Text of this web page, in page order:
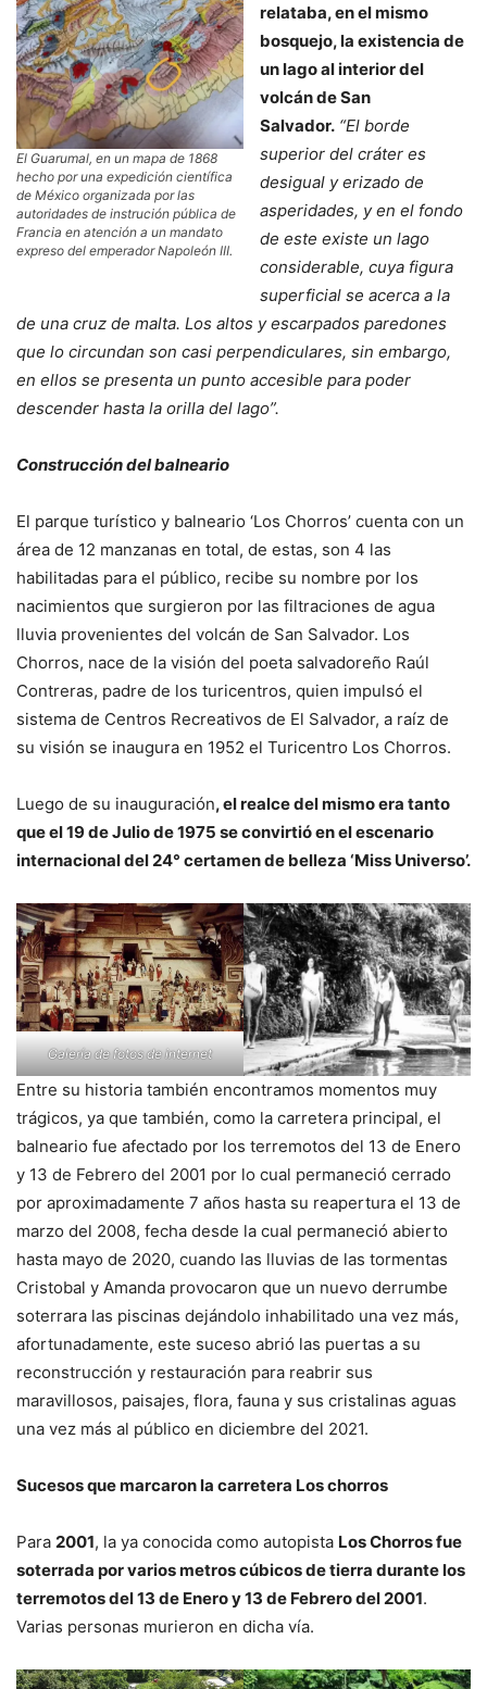
El Guarumal, en un mapa de 1868
hecho por una expedición científica
de México organizada por las
autoridades de instrución pública de
Francia en atención a un mandato
expreso del emperador Napoleón III.
relataba, en el mismo
bosquejo, la existencia de
un lago al interior del
volcán de San
Salvador. “El borde
superior del cráter es
desigual y erizado de
asperidades, y en el fondo
de este existe un lago
considerable, cuya figura
superficial se acerca a la
de una cruz de malta. Los altos y escarpados paredones
que lo circundan son casi perpendiculares, sin embargo,
en ellos se presenta un punto accesible para poder
descender hasta la orilla del lago”.
Construcción del balneario
El parque turístico y balneario ‘Los Chorros’ cuenta con un
área de 12 manzanas en total, de estas, son 4 las
habilitadas para el público, recibe su nombre por los
nacimientos que surgieron por las filtraciones de agua
lluvia provenientes del volcán de San Salvador. Los
Chorros, nace de la visión del poeta salvadoreño Raúl
Contreras, padre de los turicentros, quien impulsó el
sistema de Centros Recreativos de El Salvador, a raíz de
su visión se inaugura en 1952 el Turicentro Los Chorros.
Luego de su inauguración, el realce del mismo era tanto
que el 19 de Julio de 1975 se convirtió en el escenario
internacional del 24° certamen de belleza ‘Miss Universo’.
Galería de fotos de internet
Entre su historia también encontramos momentos muy
trágicos, ya que también, como la carretera principal, el
balneario fue afectado por los terremotos del 13 de Enero
y 13 de Febrero del 2001 por lo cual permaneció cerrado
por aproximadamente 7 años hasta su reapertura el 13 de
marzo del 2008, fecha desde la cual permaneció abierto
hasta mayo de 2020, cuando las lluvias de las tormentas
Cristobal y Amanda provocaron que un nuevo derrumbe
soterrara las piscinas dejándolo inhabilitado una vez más,
afortunadamente, este suceso abrió las puertas a su
reconstrucción y restauración para reabrir sus
maravillosos, paisajes, flora, fauna y sus cristalinas aguas
una vez más al público en diciembre del 2021.
Sucesos que marcaron la carretera Los chorros
Para 2001, la ya conocida como autopista Los Chorros fue
soterrada por varios metros cúbicos de tierra durante los
terremotos del 13 de Enero y 13 de Febrero del 2001.
Varias personas murieron en dicha vía.